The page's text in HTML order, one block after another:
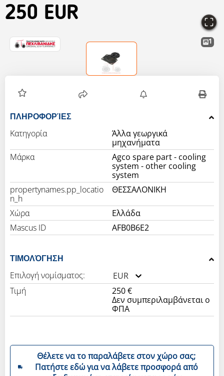
250 EUR
1
ΠΛΗΡΟΦΟΡΊΕΣ
Κατηγορία
Άλλα γεωργικά
μηχανήματα
Μάρκα
Agco spare part - cooling
system - other cooling
system
propertynames.pp_locatio
n_h
ΘΕΣΣΑΛΟΝΙΚΗ
Χώρα
Ελλάδα
Mascus ID
AFB0B6E2
ΤΙΜΟΛΌΓΗΣΗ
Επιλογή νομίσματος:
EUR
Τιμή
250 €
Δεν συμπεριλαμβάνεται ο
ΦΠΑ
Θέλετε να το παραλάβετε στον χώρο σας;
Πατήστε εδώ για να λάβετε προσφορά από